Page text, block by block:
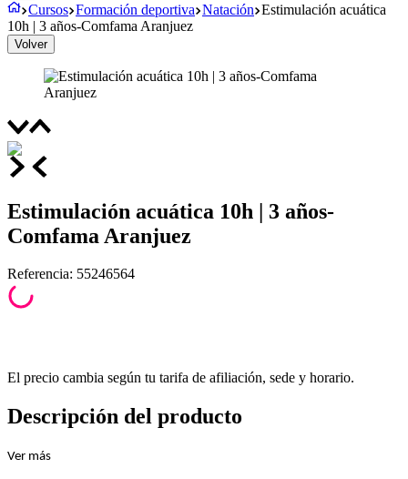
Cursos Formación deportiva Natación Estimulación acuática
10h | 3 años-Comfama Aranjuez
Volver
Estimulación acuática 10h | 3 años-
Comfama Aranjuez
Referencia: 55246564
El precio cambia según tu tarifa de afiliación, sede y horario.
Descripción del producto
Ver más